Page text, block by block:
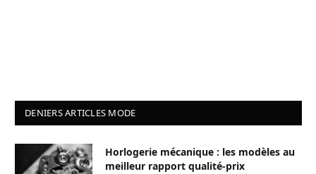
DENIERS ARTICLES MODE
Horlogerie mécanique : les modèles au
meilleur rapport qualité-prix